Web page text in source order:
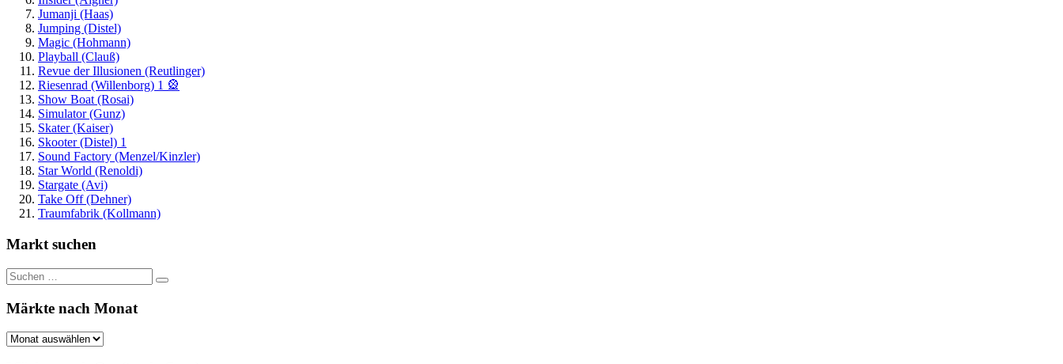
Jumanji (Haas)
Jumping (Distel)
Magic (Hohmann)
Playball (Clauß)
Revue der Illusionen (Reutlinger)
Riesenrad (Willenborg) 1 🎡
Show Boat (Rosai)
Simulator (Gunz)
Skater (Kaiser)
Skooter (Distel) 1
Sound Factory (Menzel/Kinzler)
Star World (Renoldi)
Stargate (Avi)
Take Off (Dehner)
Traumfabrik (Kollmann)
Markt suchen
Suchen
nach:
Suchen
Märkte nach Monat
Märkte